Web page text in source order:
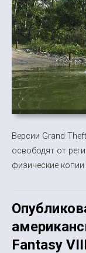
Версии Grand
освободят от
физические
Fantasy